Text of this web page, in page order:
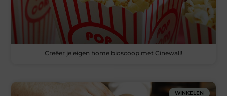
Creëer je eigen home bioscoop met Cinewall!
WINKELEN